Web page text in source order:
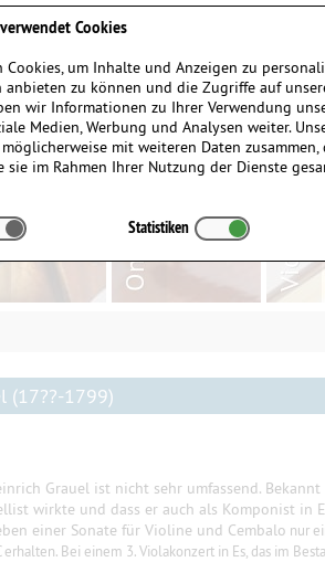
(17??-1799)
Grauel ist nicht sehr umfassend.
wirkte und dass er auch als Komponist in
einer Sonate für Violine und Cembalo nur
Bei einem 3. Violakonzert in Es, das im
Cookies
Cookies, um Inhalte und Anzeigen zu
anbieten zu können und die Zugriffe auf
wir Informationen zu Ihrer Verwendung
Medien, Werbung und Analysen weiter.
mit weiteren Daten
sie im Rahmen Ihrer Nutzung der Dienste
Statistiken